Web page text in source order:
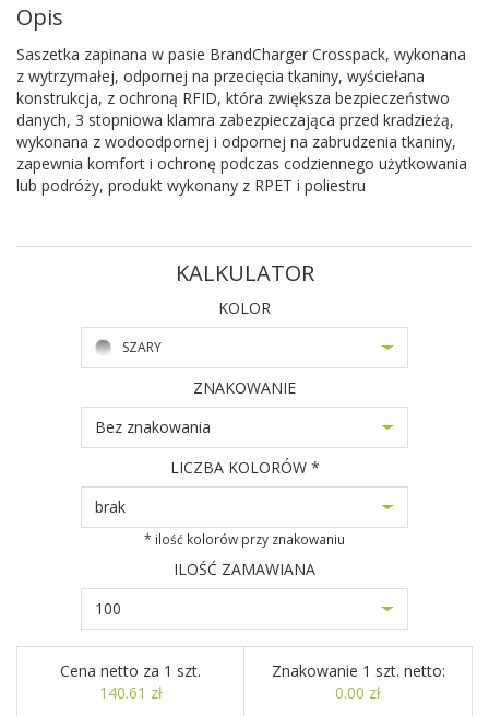
Opis
Saszetka zapinana w pasie BrandCharger Crosspack, wykonana
z wytrzymałej, odpornej na przecięcia tkaniny, wyściełana
konstrukcja, z ochroną RFID, która zwiększa bezpieczeństwo
danych, 3 stopniowa klamra zabezpieczająca przed kradzieżą,
wykonana z wodoodpornej i odpornej na zabrudzenia tkaniny,
zapewnia komfort i ochronę podczas codziennego użytkowania
lub podróży, produkt wykonany z RPET i poliestru
KALKULATOR
KOLOR
SZARY
ZNAKOWANIE
Bez znakowania
LICZBA KOLORÓW *
brak
* ilość kolorów przy znakowaniu
ILOŚĆ ZAMAWIANA
100
Cena netto za 1 szt.
140.61 zł
Znakowanie 1 szt. netto:
0.00 zł